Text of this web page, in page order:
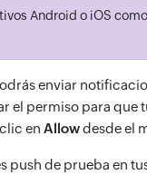
Android o iOS
enviar
el permiso para que
en Allowdesde el
push de prueba en